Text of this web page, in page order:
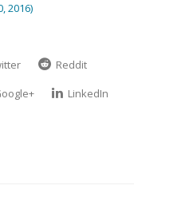
2016)
Reddit
LinkedIn